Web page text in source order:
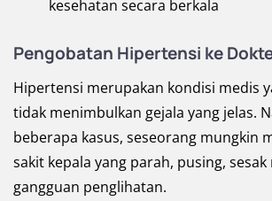
kesehatan secara berkala
Pengobatan Hipertensi ke
Hipertensi merupakan kondisi medis
tidak menimbulkan gejala yang jelas.
beberapa kasus, seseorang mungkin
sakit kepala yang parah, pusing, sesak
gangguan penglihatan.